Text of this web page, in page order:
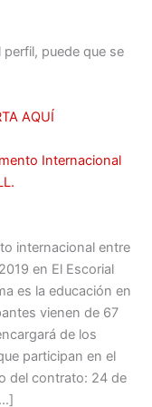
puede que se
AQUÍ
Internacional
internacional entre
en El Escorial
es la educación en
vienen de 67
de los
participan en el
del contrato: 24 de